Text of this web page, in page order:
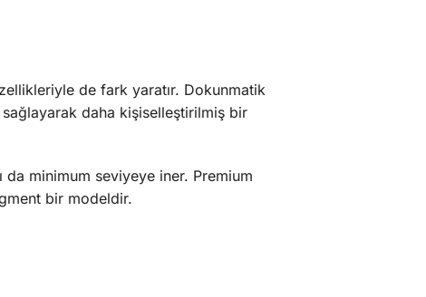
de fark yaratır. Dokunmatik
sağlayarak daha kişiselleştirilmiş bir
da minimum seviyeye iner. Premium
bir modeldir.